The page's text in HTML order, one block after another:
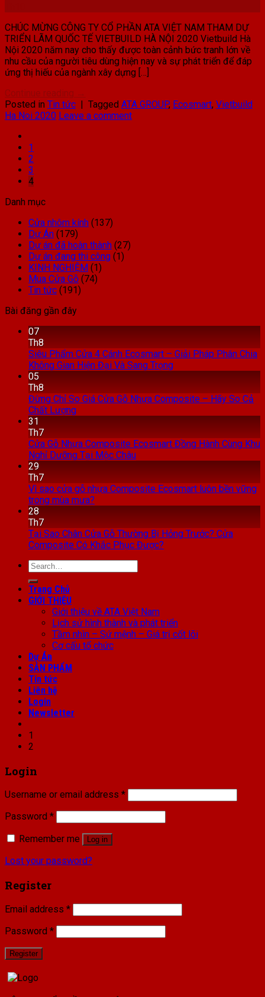
CHÚC MỪNG CÔNG TY CỔ PHẦN ATA VIỆT NAM THAM DỰ
TRIỂN LÃM QUỐC TẾ VIETBUILD HÀ NỘI 2020 Vietbuild Hà
Nội 2020 năm nay cho thấy được toàn cảnh bức tranh lớn về
nhu cầu của người tiêu dùng hiện nay và sự phát triển để đáp
ứng thị hiếu của ngành xây dựng […]
Continue reading →
Posted in Tin tức | Tagged ATA GROUP, Ecosmart, Vietbuild
Ha Noi 2020 Leave a comment
1
2
3
4
Danh mục
Cửa nhôm kính (137)
Dự Án (179)
Dự án đã hoàn thành (27)
Dự án đang thi công (1)
KINH NGHIỆM (1)
Mua Cửa Gỗ (74)
Tin tức (191)
Bài đăng gần đây
07
Th8
Siêu Phẩm Cửa 4 Cánh Ecosmart – Giải Pháp Phân Chia
Không Gian Hiện Đại Và Sang Trọng
05
Th8
Đừng Chỉ So Giá Cửa Gỗ Nhựa Composite – Hãy So Cả
Chất Lượng
31
Th7
Cửa Gỗ Nhựa Composite Ecosmart Đồng Hành Cùng Khu
Nghỉ Dưỡng Tại Mộc Châu
29
Th7
Vì sao cửa gỗ nhựa Composite Ecosmart luôn bền vững
trong mùa mưa?
28
Th7
Tại Sao Chân Cửa Gỗ Thường Bị Hỏng Trước? Cửa
Composite Có Khắc Phục Được?
Search
for:
Trang Chủ
GIỚI THIỆU
Giới thiệu về ATA Việt Nam
Lịch sử hình thành và phát triển
Tầm nhìn – Sứ mệnh – Giá trị cốt lõi
Cơ cấu tổ chức
Dự Án
SẢN PHẨM
Tin tức
Liên hệ
Login
Newsletter
1
2
Login
Username or email address *
Password *
Remember me
Log in
Lost your password?
Register
Email address *
Password *
Register